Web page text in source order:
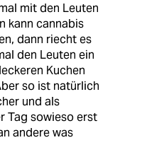
mit den Leuten
kann cannabis
dann riecht es
den Leuten ein
Kuchen
so ist natürlich
und als
Tag sowieso erst
andere was